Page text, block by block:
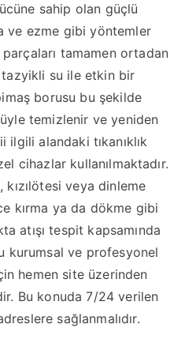
sahip olan güçlü
ve ezme gibi yöntemler
tamamen ortadan
tazyikli su ile etkin bir
borusu bu şekilde
temizlenir ve yeniden
ilgili alandaki tıkanıklık
cihazlar kullanılmaktadır.
kızılötesi veya dinleme
kırma ya da dökme gibi
atışı tespit kapsamında
kurumsal ve profesyonel
hemen site üzerinden
Bu konuda 7/24 verilen
sağlanmalıdır.